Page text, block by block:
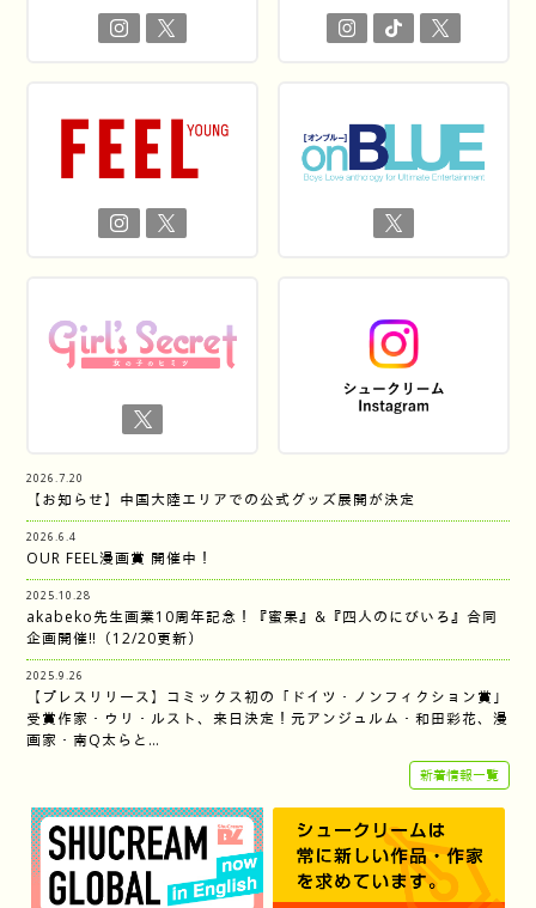
2026.7.20
【お知らせ】中国大陸エリアでの公式グッズ展開が決定
2026.6.4
OUR FEEL漫画賞 開催中！
2025.10.28
akabeko先生画業10周年記念！『蜜果』&『四人のにびいろ』合同
企画開催‼︎（12/20更新）
2025.9.26
【プレスリリース】コミックス初の「ドイツ・ノンフィクション賞」
受賞作家・ウリ・ルスト、来日決定！元アンジュルム・和田彩花、漫
画家・南Q太らと…
新着情報一覧